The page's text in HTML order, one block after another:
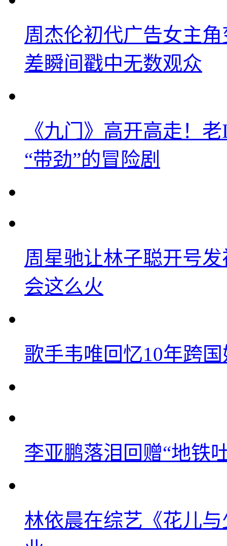
周杰伦初代广告女主
差瞬间戳中无数观众
《九门》高开高走！
“带劲”的冒险剧
周星驰让林子聪开号
会这么火
歌手韦唯回忆10年跨
李亚鹏落泪回赠“地铁
林依晨在综艺《花儿